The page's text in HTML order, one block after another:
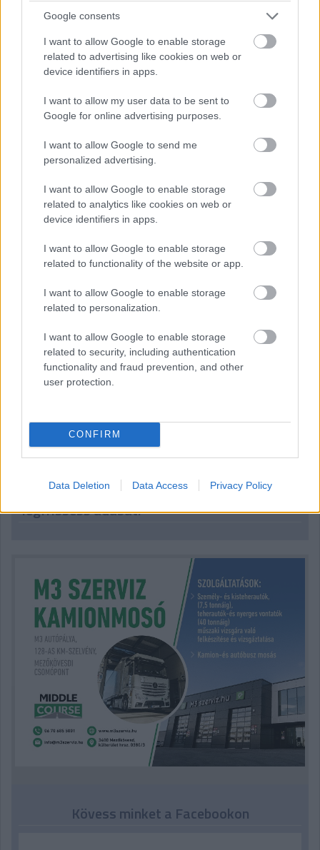
Google consents
I want to allow Google to enable storage
related to advertising like cookies on web or
device identifiers in apps.
I want to allow my user data to be sent to
Google for online advertising purposes.
I want to allow Google to send me
personalized advertising.
I want to allow Google to enable storage
related to analytics like cookies on web or
device identifiers in apps.
I want to allow Google to enable storage
related to functionality of the website or app.
I want to allow Google to enable storage
related to personalization.
I want to allow Google to enable storage
related to security, including authentication
functionality and fraud prevention, and other
user protection.
CONFIRM
Data Deletion Data Access Privacy Policy
A gyártókra mutat az FIA, az autóra Russell: a
nap F1-es hírei
Nagy tervek, nagy pénzek, nagy döntések –
szombati F1-es hírek
Hallgasd meg a Formula Podcast
legfrissebb adását!
Kövess minket a Facebookon